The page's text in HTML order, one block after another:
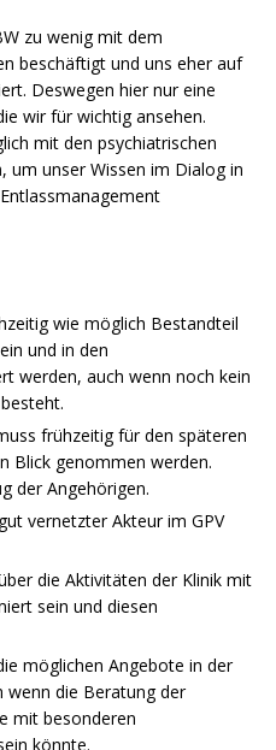
zu wenig mit dem
beschäftigt und uns eher auf
Deswegen hier nur eine
wir für wichtig ansehen.
mit den psychiatrischen
um unser Wissen im Dialog in
wie möglich Bestandteil
und in den
werden, auch wenn noch kein
frühzeitig für den späteren
Blick genommen werden.
der Angehörigen.
vernetzter Akteur im GPV
die Aktivitäten der Klinik mit
sein und diesen
möglichen Angebote in der
wenn die Beratung der
mit besonderen
könnte.